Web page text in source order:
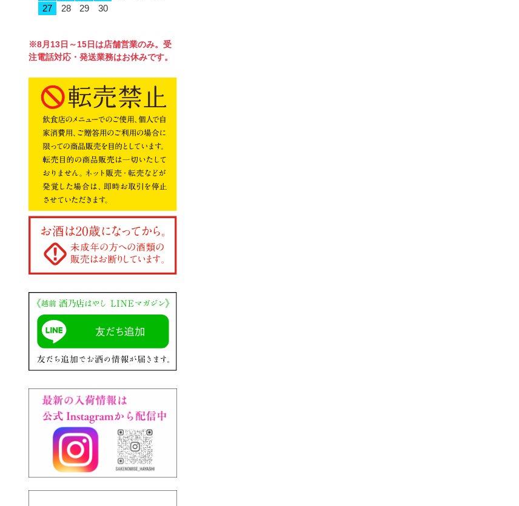
27
28 29 30
※8月13日～15日は店舗営業のみ。受
注電話対応・発送業務はお休みです。